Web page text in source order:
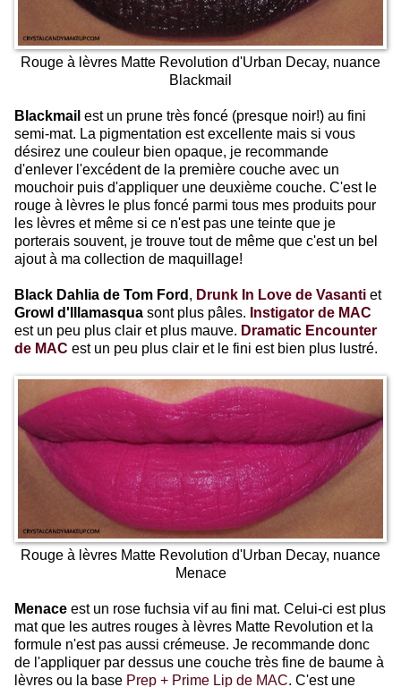
Rouge à lèvres Matte Revolution d'Urban Decay, nuance
Blackmail
Blackmail est un prune très foncé (presque noir!) au fini
semi-mat. La pigmentation est excellente mais si vous
désirez une couleur bien opaque, je recommande
d'enlever l'excédent de la première couche avec un
mouchoir puis d'appliquer une deuxième couche. C'est le
rouge à lèvres le plus foncé parmi tous mes produits pour
les lèvres et même si ce n'est pas une teinte que je
porterais souvent, je trouve tout de même que c'est un bel
ajout à ma collection de maquillage!
Black Dahlia de Tom Ford , Drunk In Love de Vasanti et
Growl d'Illamasqua sont plus pâles. Instigator de MAC
est un peu plus clair et plus mauve. Dramatic Encounter
de MAC est un peu plus clair et le fini est bien plus lustré.
Rouge à lèvres Matte Revolution d'Urban Decay, nuance
Menace
Menace est un rose fuchsia vif au fini mat. Celui-ci est plus
mat que les autres rouges à lèvres Matte Revolution et la
formule n'est pas aussi crémeuse. Je recommande donc
de l'appliquer par dessus une couche très fine de baume à
lèvres ou la base Prep + Prime Lip de MAC. C'est une